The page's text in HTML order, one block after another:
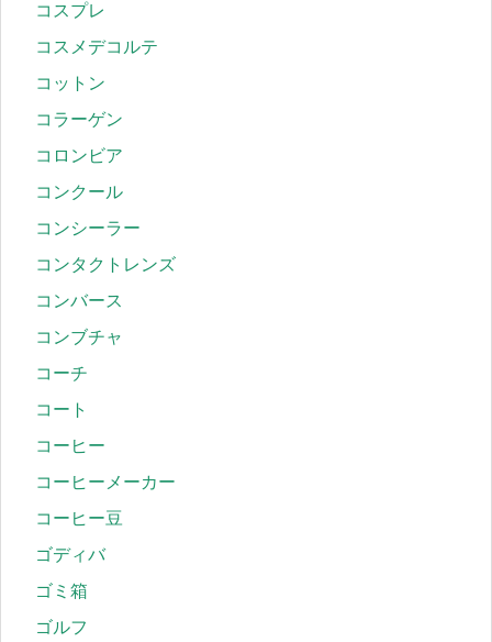
コスプレ
コスメデコルテ
コットン
コラーゲン
コロンビア
コンクール
コンシーラー
コンタクトレンズ
コンバース
コンブチャ
コーチ
コート
コーヒー
コーヒーメーカー
コーヒー豆
ゴディバ
ゴミ箱
ゴルフ